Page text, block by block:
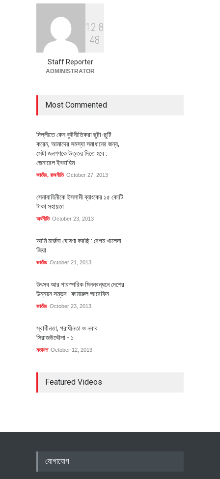
বৈশ্বিক প্রতিযোগিতা সক্ষমতা বাড়াতে
পোশাক শিল্পে নতুন উদ্যোগ
1 2 8
48
Staff Reporter
ADMINISTRATOR
Most Commented
দিল্লীতে কেন কুটনীতিকরা ছুটা-ছুটি
করেন, আমাদের সমস্যা সমাধানের জন্য,
সেটা জনগণকে উত্তর দিতে হবে :
জেনারেল ইবরাহিম
জাতীয়, রাজনীতি October 27, 2013
সেনাবাহিনীকে ইসলামী ব্যাংকের ১৫ কোটি
টাকা সহায়তা
অর্থনীতি October 23, 2013
আমি মার্জনা ঘোষণা করছি : বেগম খালেদা
জিয়া
জাতীয় October 21, 2013
উৎসব আর পারস্পরিক মিলনবন্ধনে দেশের
উন্নয়ন সম্ভব : কামারুল আরেফিন
জাতীয় October 23, 2013
স্বাধীনতা, পরাধীনতা ও নবাব
সিরাজউদ্দৌলা - ১
মতামত October 12, 2013
Featured Videos
যোগাযোগ